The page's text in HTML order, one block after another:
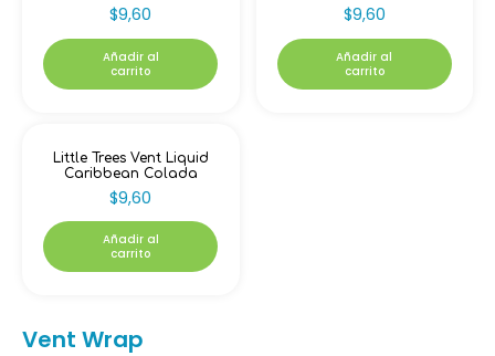
$9,60
Añadir al
carrito
$9,60
Añadir al
carrito
Little Trees Vent Liquid
Caribbean Colada
$9,60
Añadir al
carrito
Vent Wrap